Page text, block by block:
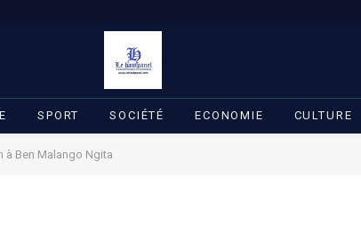
SPORT SOCIÉTÉ ECONOMIE CULTURE
à Ben Malango Ngita